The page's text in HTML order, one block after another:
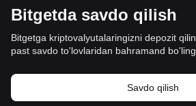
Bitgetda savdo qilish
Bitgetga kriptovalyutalaringizni depozit
past savdo to'lovlaridan bahramand bo'ling.
Savdo qilish